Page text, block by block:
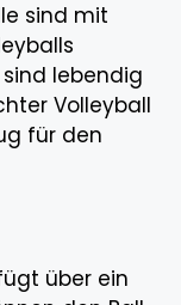
sind mit
lebendig
Volleyball
für den
über ein